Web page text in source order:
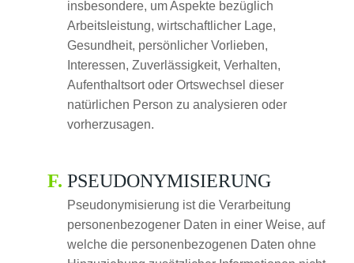
insbesondere, um Aspekte bezüglich
Arbeitsleistung, wirtschaftlicher Lage,
Gesundheit, persönlicher Vorlieben,
Interessen, Zuverlässigkeit, Verhalten,
Aufenthaltsort oder Ortswechsel dieser
natürlichen Person zu analysieren oder
vorherzusagen.
PSEUDONYMISIERUNG
Pseudonymisierung ist die Verarbeitung
personenbezogener Daten in einer Weise, auf
welche die personenbezogenen Daten ohne